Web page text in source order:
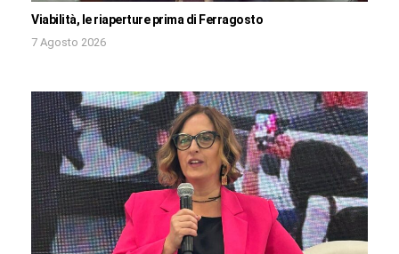
Viabilità, le riaperture prima di Ferragosto
7 Agosto 2026